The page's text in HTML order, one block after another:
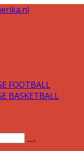
FOOTBALL
BASKETBALL